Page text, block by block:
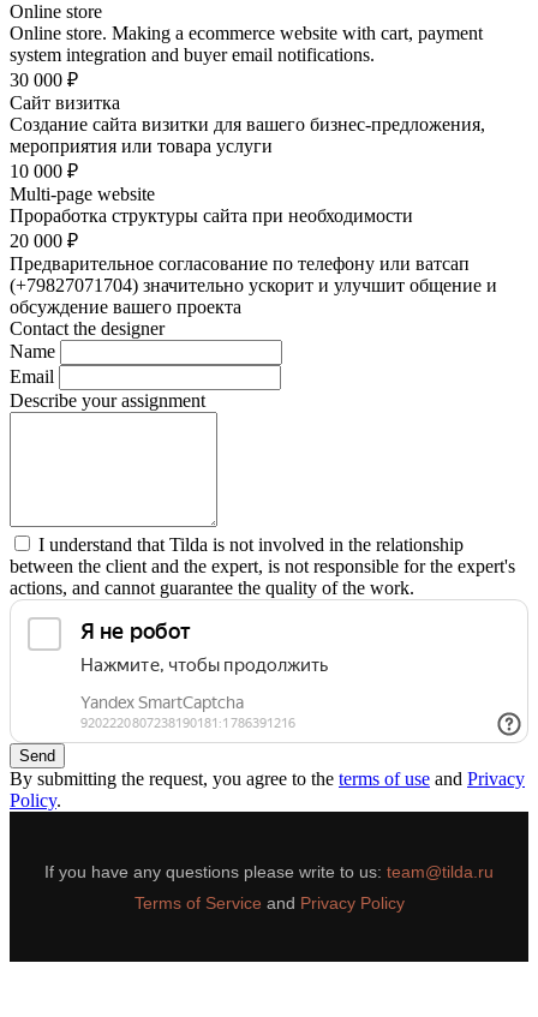
Online store
Online store. Making a ecommerce website with cart, payment
system integration and buyer email notifications.
30 000 ₽
Сайт визитка
Создание сайта визитки для вашего бизнес-предложения,
мероприятия или товара услуги
10 000 ₽
Multi-page website
Проработка структуры сайта при необходимости
20 000 ₽
Предварительное согласование по телефону или ватсап
(+79827071704) значительно ускорит и улучшит общение и
обсуждение вашего проекта
Contact the designer
Name
Email
Describe your assignment
I understand that Tilda is not involved in the relationship
between the client and the expert, is not responsible for the expert's
actions, and cannot guarantee the quality of the work.
Send
By submitting the request, you agree to the terms of use and Privacy
Policy.
If you have any questions please write to us: team@tilda.ru
Terms of Service and Privacy Policy